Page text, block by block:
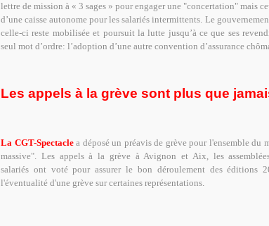
lettre de mission à « 3 sages » pour engager une "concertation" mais
d’une caisse autonome pour les salariés intermittents. Le
celle-ci reste mobilisée et poursuit la lutte jusqu’à ce que ses
seul mot d’ordre: l’adoption d’une autre convention d’assurance
Les appels à la grève sont plus que
La CGT-Spectaclea déposé un préavis de grève pour l'ensemble du
massive". Les appels à la grève à Avignon et Aix, les
salariés ont voté pour assurer le bon déroulement des éditions
l'éventualité d'une grève sur certaines représentations.